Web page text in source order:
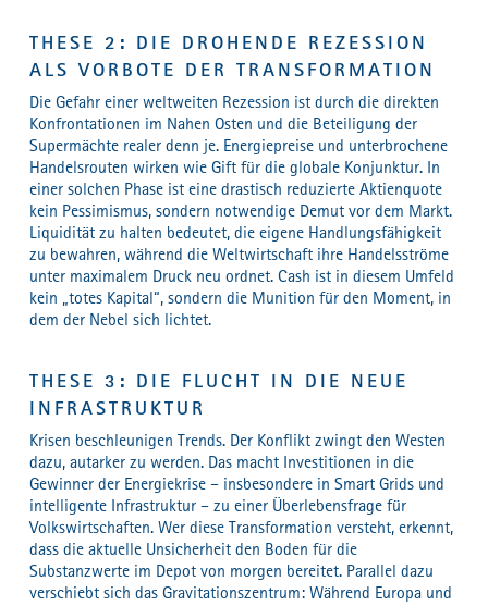
THESE 2: DIE DROHENDE REZESSION
ALS VORBOTE DER TRANSFORMATION
Die Gefahr einer weltweiten Rezession ist durch die direkten
Konfrontationen im Nahen Osten und die Beteiligung der
Supermächte realer denn je. Energiepreise und unterbrochene
Handelsrouten wirken wie Gift für die globale Konjunktur. In
einer solchen Phase ist eine drastisch reduzierte Aktienquote
kein Pessimismus, sondern notwendige Demut vor dem Markt.
Liquidität zu halten bedeutet, die eigene Handlungsfähigkeit
zu bewahren, während die Weltwirtschaft ihre Handelsströme
unter maximalem Druck neu ordnet. Cash ist in diesem Umfeld
kein „totes Kapital“, sondern die Munition für den Moment, in
dem der Nebel sich lichtet.
THESE 3: DIE FLUCHT IN DIE NEUE
INFRASTRUKTUR
Krisen beschleunigen Trends. Der Konflikt zwingt den Westen
dazu, autarker zu werden. Das macht Investitionen in die
Gewinner der Energiekrise – insbesondere in Smart Grids und
intelligente Infrastruktur – zu einer Überlebensfrage für
Volkswirtschaften. Wer diese Transformation versteht, erkennt,
dass die aktuelle Unsicherheit den Boden für die
Substanzwerte im Depot von morgen bereitet. Parallel dazu
verschiebt sich das Gravitationszentrum: Während Europa und